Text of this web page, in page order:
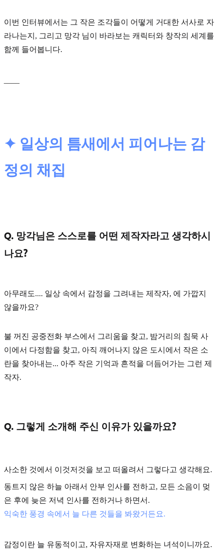
이번 인터뷰에서는 그 작은 조각들이 어떻게 거대한 서사로 자
라나는지, 그리고 망각 님이 바라보는 캐릭터와 창작의 세계를
함께 들어봅니다.
✦ 일상의 틈새에서 피어나는 감
정의 채집
Q. 망각님은 스스로를 어떤 제작자라고 생각하시
나요?
아무래도.... 일상 속에서 감정을 그려내는 제작자, 에 가깝지
않을까요?
불 꺼진 공중전화 부스에서 그리움을 찾고, 밤거리의 침묵 사
이에서 다정함을 찾고, 아직 깨어나지 않은 도시에서 작은 소
란을 찾아내는... 아주 작은 기억과 흔적을 더듬어가는 그런 제
작자.
Q. 그렇게 소개해 주신 이유가 있을까요?
사소한 것에서 이것저것을 보고 떠올려서 그렇다고 생각해요.
동트지 않은 하늘 아래서 안부 인사를 전하고, 모든 소음이 멎
은 후에 늦은 저녁 인사를 전하거나 하면서.
익숙한 풍경 속에서 늘 다른 것들을 봐왔거든요.
감정이란 늘 유동적이고, 자유자재로 변화하는 녀석이니까요.